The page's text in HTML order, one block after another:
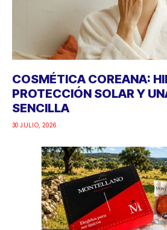
COSMÉTICA COREANA:
PROTECCIÓN SOLAR Y
SENCILLA
30 JULIO, 2026